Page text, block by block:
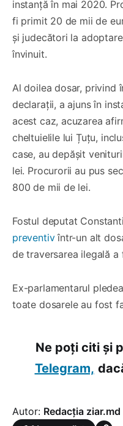
instanță în mai 2020.
fi primit 20 de mii de
și judecători la
învinuit.
Al doilea dosar, privind
declarații, a ajuns în
acest caz, acuzarea
cheltuielile lui Țuțu,
case, au depășit
lei. Procurorii au pus
800 de mii de lei.
Fostul deputat
preventivîntr-un alt
de traversarea ilegală
Ex-parlamentarul
toate dosarele au fost
Ne poți citi și
Telegram,
Autor: Redacția ziar.md